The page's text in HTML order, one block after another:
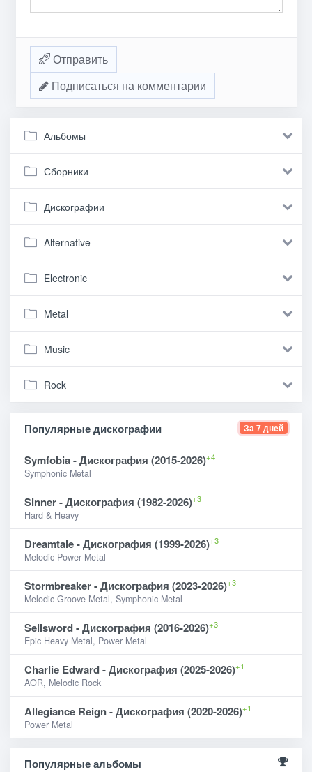
Отправить
Подписаться на комментарии
Альбомы
Сборники
Дискографии
Alternative
Electronic
Metal
Music
Rock
Популярные дискографии За 7 дней
Symfobia - Дискография (2015-2026)+4
Symphonic Metal
Sinner - Дискография (1982-2026)+3
Hard & Heavy
Dreamtale - Дискография (1999-2026)+3
Melodic Power Metal
Stormbreaker - Дискография (2023-2026)+3
Melodic Groove Metal, Symphonic Metal
Sellsword - Дискография (2016-2026)+3
Epic Heavy Metal, Power Metal
Charlie Edward - Дискография (2025-2026)+1
AOR, Melodic Rock
Allegiance Reign - Дискография (2020-2026)+1
Power Metal
Популярные альбомы